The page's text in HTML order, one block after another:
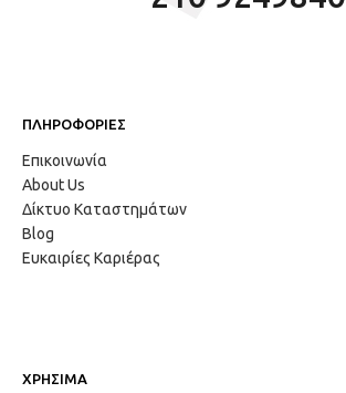
ΠΛΗΡΟΦΟΡΙΕΣ
Επικοινωνία
About Us
Δίκτυο Καταστημάτων
Blog
Ευκαιρίες Καριέρας
ΧΡΗΣΙΜΑ